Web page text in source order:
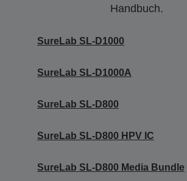
Handbuch.
SureLab SL-D1000
SureLab SL-D1000A
SureLab SL-D800
SureLab SL-D800 HPV IC
SureLab SL-D800 Media Bundle